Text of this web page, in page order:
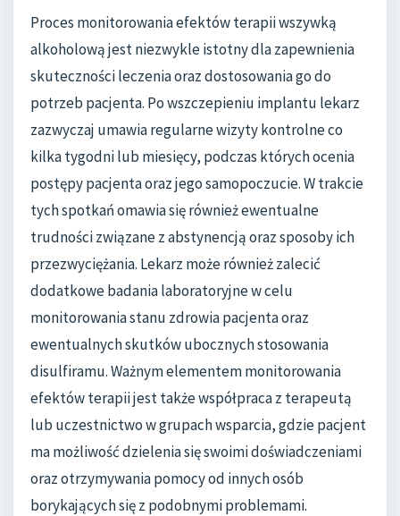
Proces monitorowania efektów terapii wszywką
alkoholową jest niezwykle istotny dla zapewnienia
skuteczności leczenia oraz dostosowania go do
potrzeb pacjenta. Po wszczepieniu implantu lekarz
zazwyczaj umawia regularne wizyty kontrolne co
kilka tygodni lub miesięcy, podczas których ocenia
postępy pacjenta oraz jego samopoczucie. W trakcie
tych spotkań omawia się również ewentualne
trudności związane z abstynencją oraz sposoby ich
przezwyciężania. Lekarz może również zalecić
dodatkowe badania laboratoryjne w celu
monitorowania stanu zdrowia pacjenta oraz
ewentualnych skutków ubocznych stosowania
disulfiramu. Ważnym elementem monitorowania
efektów terapii jest także współpraca z terapeutą
lub uczestnictwo w grupach wsparcia, gdzie pacjent
ma możliwość dzielenia się swoimi doświadczeniami
oraz otrzymywania pomocy od innych osób
borykających się z podobnymi problemami.